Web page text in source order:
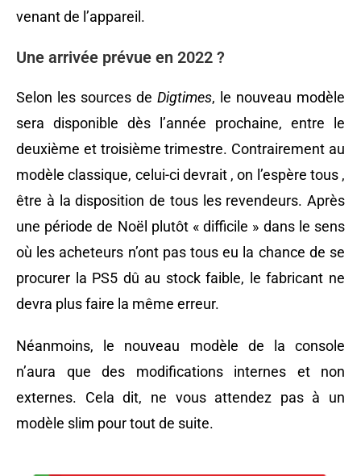
venant de l’appareil.
Une arrivée prévue en 2022 ?
Selon les sources de Digtimes, le nouveau modèle
sera disponible dès l’année prochaine, entre le
deuxième et troisième trimestre. Contrairement au
modèle classique, celui-ci devrait , on l’espère tous ,
être à la disposition de tous les revendeurs. Après
une période de Noël plutôt « difficile » dans le sens
où les acheteurs n’ont pas tous eu la chance de se
procurer la PS5 dû au stock faible, le fabricant ne
devra plus faire la même erreur.
Néanmoins, le nouveau modèle de la console
n’aura que des modifications internes et non
externes. Cela dit, ne vous attendez pas à un
modèle slim pour tout de suite.